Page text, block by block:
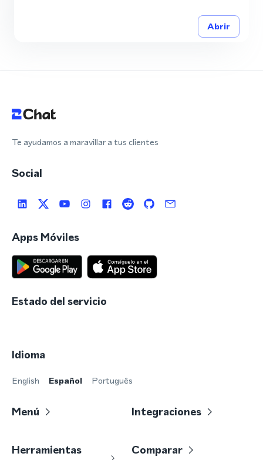
Abrir
Te ayudamos a maravillar a tus clientes
Social
Apps Móviles
Estado del servicio
Idioma
English Español Português
Menú Integraciones
Herramientas
Comparar